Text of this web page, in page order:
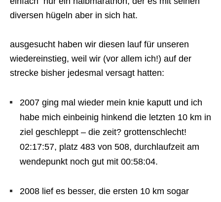
diversen hügeln aber in sich hat.
ausgesucht haben wir diesen lauf für unseren
wiedereinstieg, weil wir (vor allem ich!) auf der
strecke bisher jedesmal versagt hatten:
2007 ging mal wieder mein knie kaputt und ich
habe mich einbeinig hinkend die letzten 10 km in
ziel geschleppt – die zeit? grottenschlecht!
02:17:57, platz 483 von 508, durchlaufzeit am
wendepunkt noch gut mit 00:58:04.
2008 lief es besser, die ersten 10 km sogar